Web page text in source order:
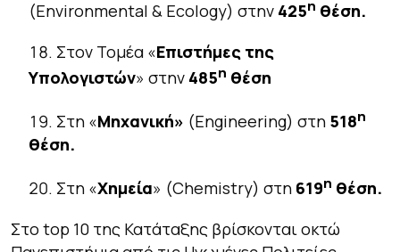
(Environmental & Ecology) στην 425η θέση.
Στον Τομέα «Επιστήμες της
Υπολογιστών» στην 485η θέση
Στη «Μηχανική» (Engineering) στη 518η
θέση.
Στη «Χημεία» (Chemistry) στη 619η θέση.
Στο top 10 της Κατάταξης βρίσκονται οκτώ